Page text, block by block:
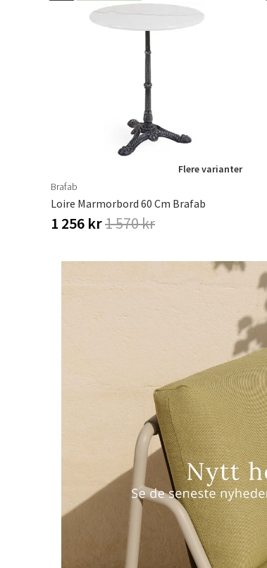
Flere varianter
Brafab
Loire Marmorbord 60 Cm Brafab
1 256 kr1 570 kr